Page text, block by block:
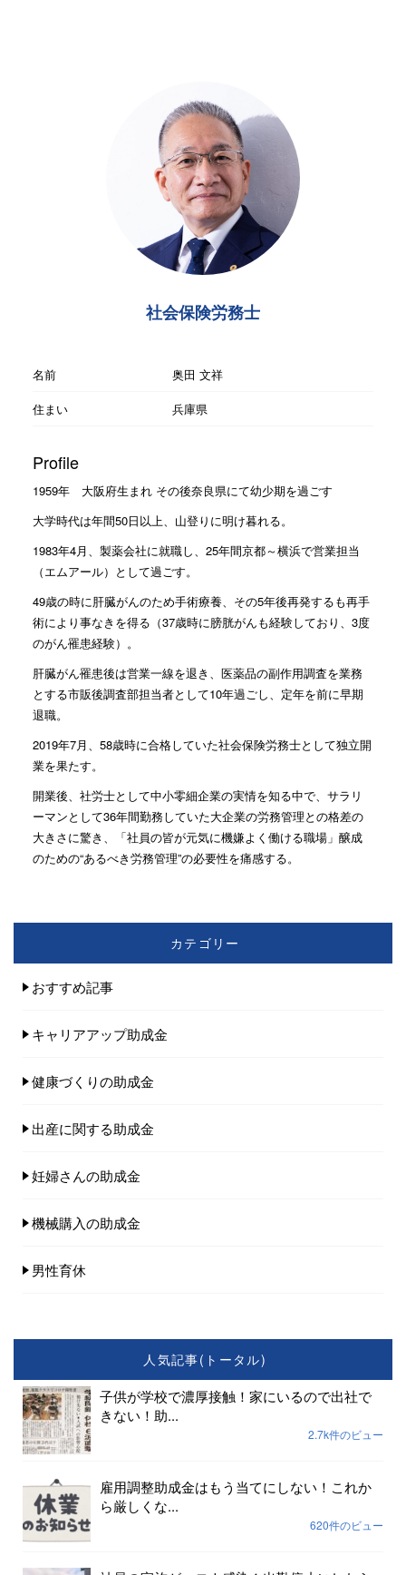
社会保険労務士
名前
奥田 文祥
住まい
兵庫県
Profile
1959年 大阪府生まれ その後奈良県にて幼少期を過ごす
大学時代は年間50日以上、山登りに明け暮れる。
1983年4月、製薬会社に就職し、25年間京都～横浜で営業担当
（エムアール）として過ごす。
49歳の時に肝臓がんのため手術療養、その5年後再発するも再手
術により事なきを得る（37歳時に膀胱がんも経験しており、3度
のがん罹患経験）。
肝臓がん罹患後は営業一線を退き、医薬品の副作用調査を業務
とする市販後調査部担当者として10年過ごし、定年を前に早期
退職。
2019年7月、58歳時に合格していた社会保険労務士として独立開
業を果たす。
開業後、社労士として中小零細企業の実情を知る中で、サラリ
ーマンとして36年間勤務していた大企業の労務管理との格差の
大きさに驚き、「社員の皆が元気に機嫌よく働ける職場」醸成
のための“あるべき労務管理”の必要性を痛感する。
カテゴリー
おすすめ記事
キャリアアップ助成金
健康づくりの助成金
出産に関する助成金
妊婦さんの助成金
機械購入の助成金
男性育休
人気記事(トータル)
子供が学校で濃厚接触！家にいるので出社で
きない！助...
2.7k件のビュー
雇用調整助成金はもう当てにしない！これか
ら厳しくな...
620件のビュー